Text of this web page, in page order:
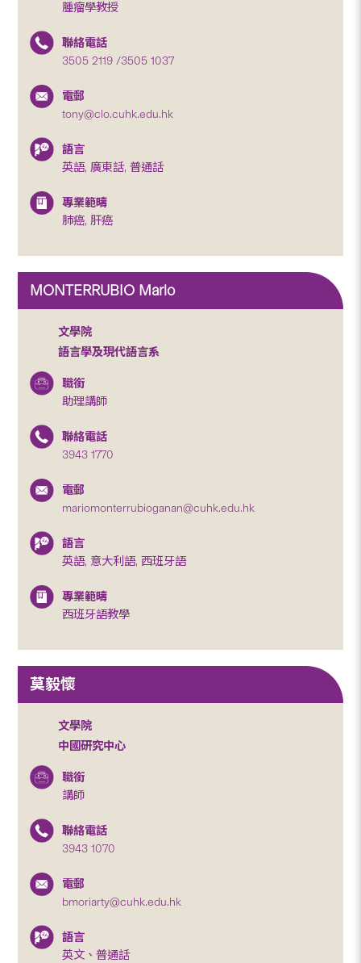
腫瘤學教授
聯絡電話
3505 2119 /3505 1037
電郵
tony@clo.cuhk.edu.hk
語言
英語, 廣東話, 普通話
專業範疇
肺癌, 肝癌
MONTERRUBIO Mario
文學院
語言學及現代語言系
職銜
助理講師
聯絡電話
3943 1770
電郵
mariomonterrubioganan@cuhk.edu.hk
語言
英語, 意大利語, 西班牙語
專業範疇
西班牙語教學
莫毅懷
文學院
中國研究中心
職銜
講師
聯絡電話
3943 1070
電郵
bmoriarty@cuhk.edu.hk
語言
英文、普通話